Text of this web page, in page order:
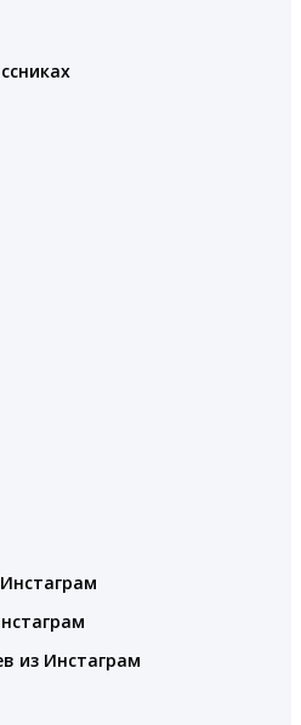
из Инстаграм